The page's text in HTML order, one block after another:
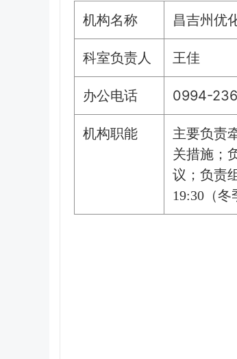
机构名称 昌吉州优
科室负责人 王佳
办公电话 0994-
机构职能
主要负责
关措施；
议；负责
19:30（